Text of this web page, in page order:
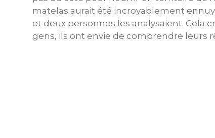
matelas aurait été incroyablement
et deux personnes les analysaient. Cela
gens, ils ont envie de comprendre leurs